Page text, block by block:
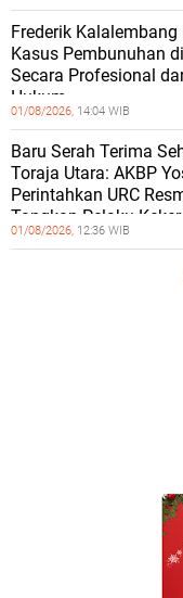
Frederik
Kasus Pembunuhan
Secara Profesional
Hukum
01/08/2026, 14:04 WIB
Baru Serah Terima
Toraja Utara: AKBP
Perintahkan URC
Tangkap Pelaku
01/08/2026, 12:36 WIB